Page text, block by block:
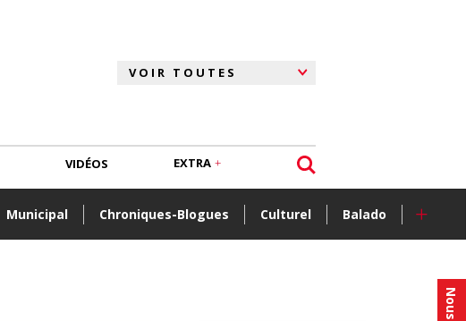
Municipal Chroniques-Blogues Culturel Balado +
VIDÉOS EXTRA